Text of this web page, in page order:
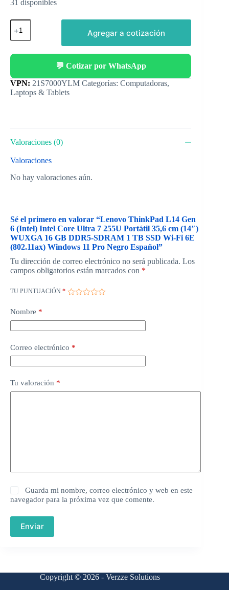
31 disponibles
Agregar a cotización
💬 Cotizar por WhatsApp
Categorías: Computadoras,
Laptops & Tablets
Valoraciones (0)
Valoraciones
No hay valoraciones aún.
Sé el primero en valorar “Lenovo ThinkPad L14 Gen
6 (Intel) Intel Core Ultra 7 255U Portátil 35,6 cm (14″)
WUXGA 16 GB DDR5-SDRAM 1 TB SSD Wi-Fi 6E
(802.11ax) Windows 11 Pro Negro Español”
Tu dirección de correo electrónico no será publicada. Los
campos obligatorios están marcados con *
TU PUNTUACIÓN *
Nombre *
Correo electrónico *
Tu valoración *
Guarda mi nombre, correo electrónico y web en este
navegador para la próxima vez que comente.
Enviar
Copyright © 2026 - Verzze Solutions